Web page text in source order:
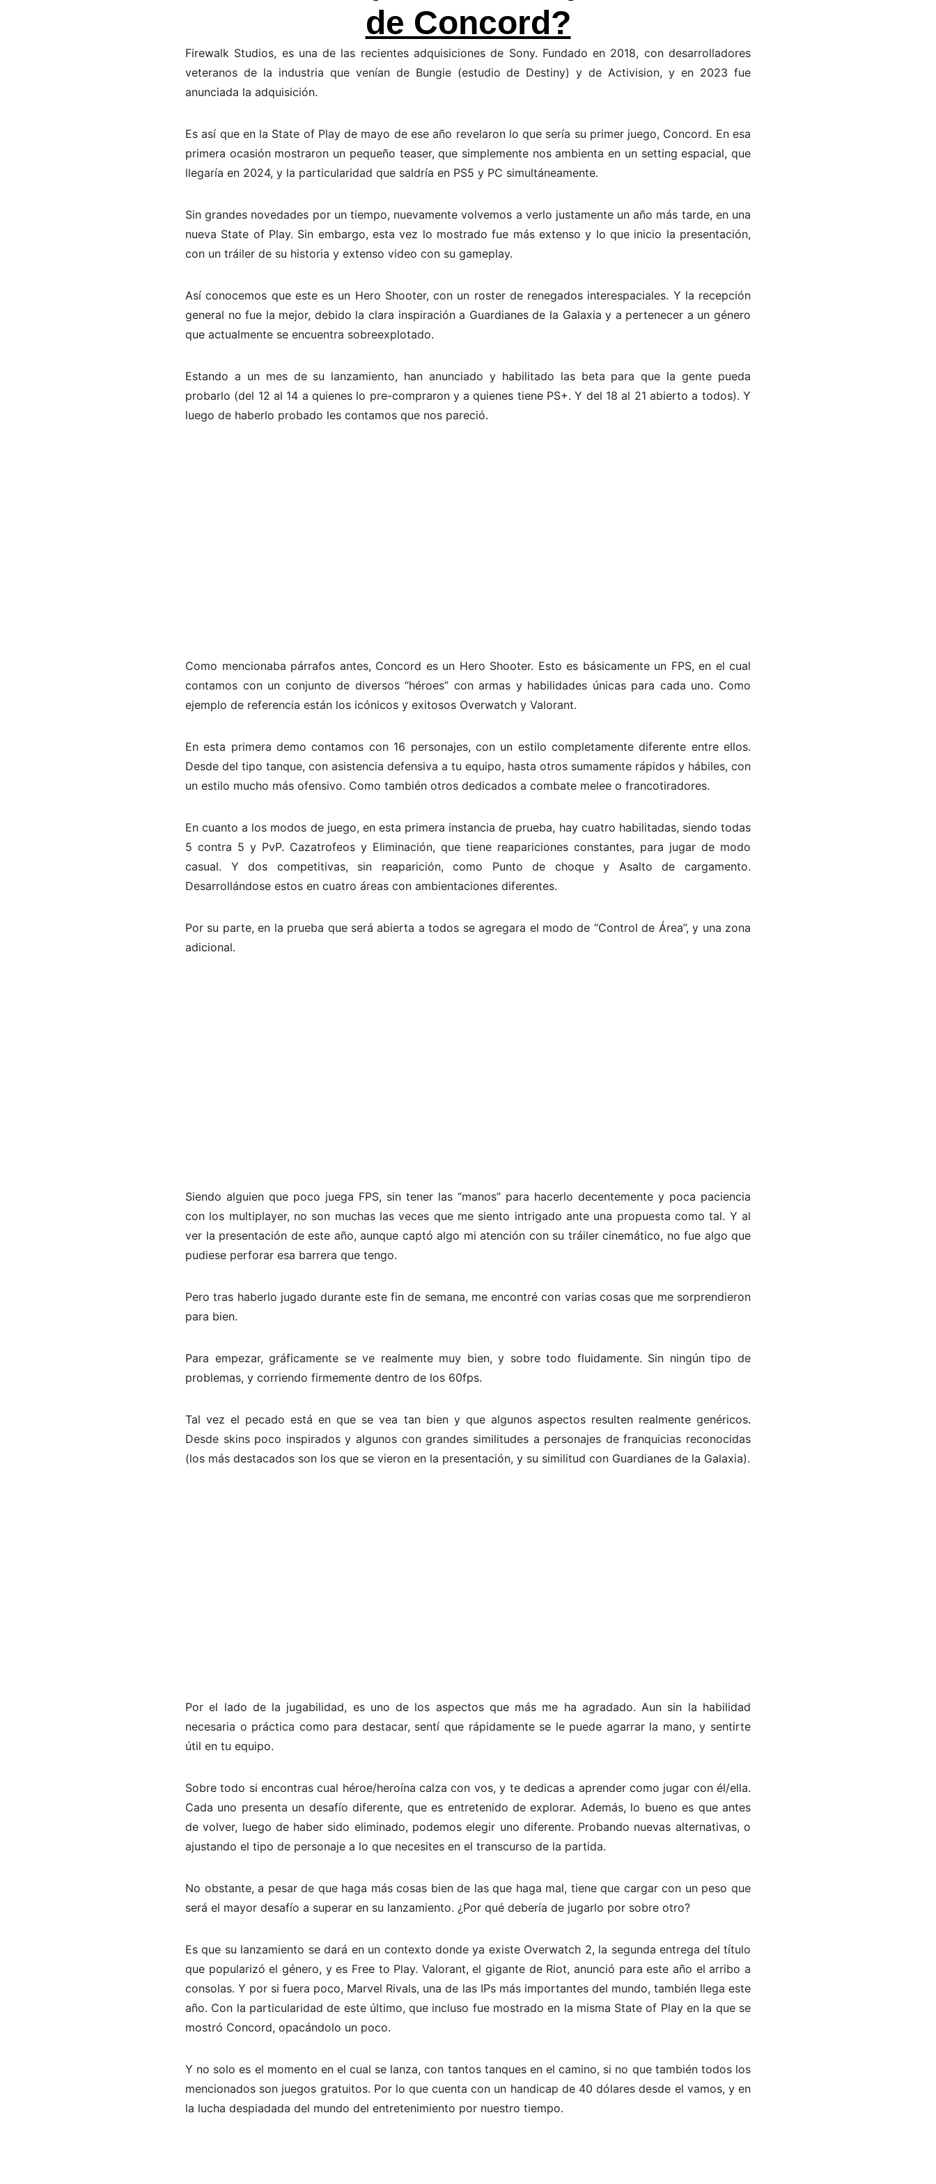
de Concord?
Firewalk Studios, es una de las recientes adquisiciones de Sony. Fundado en 2018, con desarrolladores
veteranos de la industria que venían de Bungie (estudio de Destiny) y de Activision, y en 2023 fue
anunciada la adquisición.
Es así que en la State of Play de mayo de ese año revelaron lo que sería su primer juego, Concord. En esa
primera ocasión mostraron un pequeño teaser, que simplemente nos ambienta en un setting espacial, que
llegaría en 2024, y la particularidad que saldría en PS5 y PC simultáneamente.
Sin grandes novedades por un tiempo, nuevamente volvemos a verlo justamente un año más tarde, en una
nueva State of Play. Sin embargo, esta vez lo mostrado fue más extenso y lo que inicio la presentación,
con un tráiler de su historia y extenso video con su gameplay.
Así conocemos que este es un Hero Shooter, con un roster de renegados interespaciales. Y la recepción
general no fue la mejor, debido la clara inspiración a Guardianes de la Galaxia y a pertenecer a un género
que actualmente se encuentra sobreexplotado.
Estando a un mes de su lanzamiento, han anunciado y habilitado las beta para que la gente pueda
probarlo (del 12 al 14 a quienes lo pre-compraron y a quienes tiene PS+. Y del 18 al 21 abierto a todos). Y
luego de haberlo probado les contamos que nos pareció.
Como mencionaba párrafos antes, Concord es un Hero Shooter. Esto es básicamente un FPS, en el cual
contamos con un conjunto de diversos “héroes” con armas y habilidades únicas para cada uno. Como
ejemplo de referencia están los icónicos y exitosos Overwatch y Valorant.
En esta primera demo contamos con 16 personajes, con un estilo completamente diferente entre ellos.
Desde del tipo tanque, con asistencia defensiva a tu equipo, hasta otros sumamente rápidos y hábiles, con
un estilo mucho más ofensivo. Como también otros dedicados a combate melee o francotiradores.
En cuanto a los modos de juego, en esta primera instancia de prueba, hay cuatro habilitadas, siendo todas
5 contra 5 y PvP. Cazatrofeos y Eliminación, que tiene reapariciones constantes, para jugar de modo
casual. Y dos competitivas, sin reaparición, como Punto de choque y Asalto de cargamento.
Desarrollándose estos en cuatro áreas con ambientaciones diferentes.
Por su parte, en la prueba que será abierta a todos se agregara el modo de “Control de Área”, y una zona
adicional.
Siendo alguien que poco juega FPS, sin tener las “manos” para hacerlo decentemente y poca paciencia
con los multiplayer, no son muchas las veces que me siento intrigado ante una propuesta como tal. Y al
ver la presentación de este año, aunque captó algo mi atención con su tráiler cinemático, no fue algo que
pudiese perforar esa barrera que tengo.
Pero tras haberlo jugado durante este fin de semana, me encontré con varias cosas que me sorprendieron
para bien.
Para empezar, gráficamente se ve realmente muy bien, y sobre todo fluidamente. Sin ningún tipo de
problemas, y corriendo firmemente dentro de los 60fps.
Tal vez el pecado está en que se vea tan bien y que algunos aspectos resulten realmente genéricos.
Desde skins poco inspirados y algunos con grandes similitudes a personajes de franquicias reconocidas
(los más destacados son los que se vieron en la presentación, y su similitud con Guardianes de la Galaxia).
Por el lado de la jugabilidad, es uno de los aspectos que más me ha agradado. Aun sin la habilidad
necesaria o práctica como para destacar, sentí que rápidamente se le puede agarrar la mano, y sentirte
útil en tu equipo.
Sobre todo si encontras cual héroe/heroína calza con vos, y te dedicas a aprender como jugar con él/ella.
Cada uno presenta un desafío diferente, que es entretenido de explorar. Además, lo bueno es que antes
de volver, luego de haber sido eliminado, podemos elegir uno diferente. Probando nuevas alternativas, o
ajustando el tipo de personaje a lo que necesites en el transcurso de la partida.
No obstante, a pesar de que haga más cosas bien de las que haga mal, tiene que cargar con un peso que
será el mayor desafío a superar en su lanzamiento. ¿Por qué debería de jugarlo por sobre otro?
Es que su lanzamiento se dará en un contexto donde ya existe Overwatch 2, la segunda entrega del título
que popularizó el género, y es Free to Play. Valorant, el gigante de Riot, anunció para este año el arribo a
consolas. Y por si fuera poco, Marvel Rivals, una de las IPs más importantes del mundo, también llega este
año. Con la particularidad de este último, que incluso fue mostrado en la misma State of Play en la que se
mostró Concord, opacándolo un poco.
Y no solo es el momento en el cual se lanza, con tantos tanques en el camino, si no que también todos los
mencionados son juegos gratuitos. Por lo que cuenta con un handicap de 40 dólares desde el vamos, y en
la lucha despiadada del mundo del entretenimiento por nuestro tiempo.